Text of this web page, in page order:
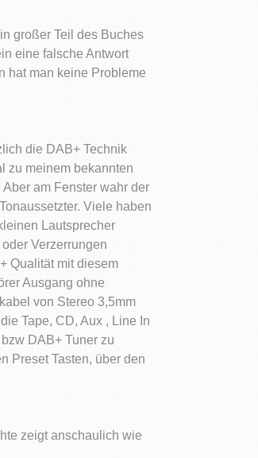
großer Teil des Buches
eine falsche Antwort
hat man keine Probleme
die DAB+ Technik
zu meinem bekannten
am Fenster wahr der
Viele haben
Lautsprecher
Verzerrungen
Qualität mit diesem
Ausgang ohne
von Stereo 3,5mm
Tape, CD, Aux , Line In
DAB+ Tuner zu
Preset Tasten, über den
zeigt anschaulich wie